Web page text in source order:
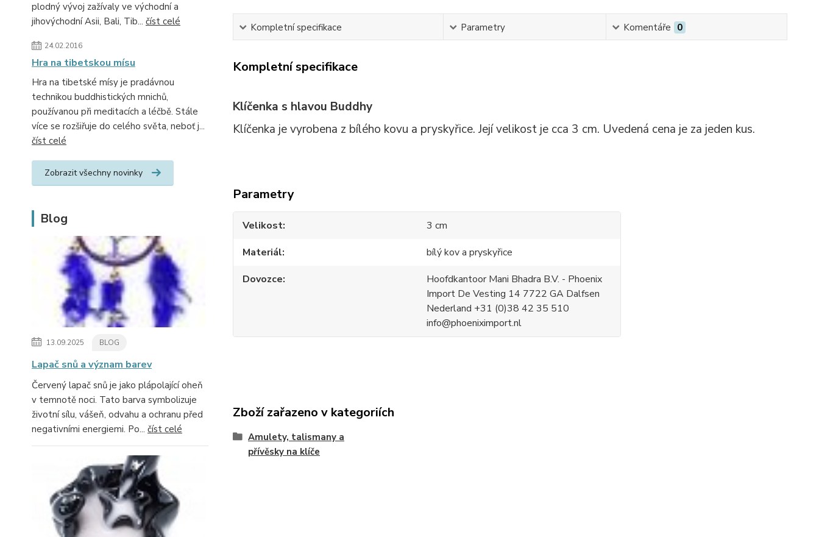
plodný vývoj zažívaly ve východní a
jihovýchodní Asii, Bali, Tib... číst celé
24.02.2016
Hra na tibetskou mísu
Hra na tibetské mísy je pradávnou
technikou buddhistických mnichů,
používanou při meditacích a léčbě. Stále
více se rozšiřuje do celého světa, neboť j...
číst celé
Zobrazit všechny novinky
Blog
13.09.2025 BLOG
Lapač snů a význam barev
Červený lapač snů je jako plápolající oheň
v temnotě noci. Tato barva symbolizuje
životní sílu, vášeň, odvahu a ochranu před
negativními energiemi. Po... číst celé
Kompletní specifikace Parametry Komentáře 0
Kompletní specifikace
Klíčenka s hlavou Buddhy
Klíčenka je vyrobena z bílého kovu a pryskyřice. Její velikost je cca 3 cm. Uvedená cena je za jeden kus.
Parametry
Velikost
3 cm
Materiál
bílý kov a pryskyřice
Dovozce
Hoofdkantoor Mani Bhadra B.V. - Phoenix
Import De Vesting 14 7722 GA Dalfsen
Nederland +31 (0)38 42 35 510
info@phoeniximport.nl
Zboží zařazeno v kategoriích
Amulety, talismany a
přívěsky na klíče